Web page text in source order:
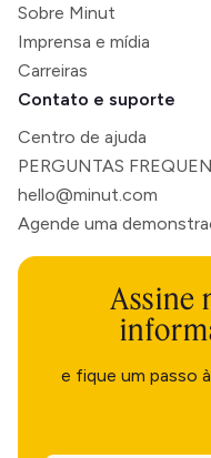
Sobre Minut
Imprensa e mídia
Carreiras
Contato e suporte
Centro de ajuda
PERGUNTAS
hello@minut.com
Agende uma
Assine
e fique um passo